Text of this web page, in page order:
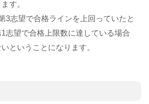
す。
3志望で合格ラインを上回っていたと
志望で合格上限数に達している場合
ということになります。